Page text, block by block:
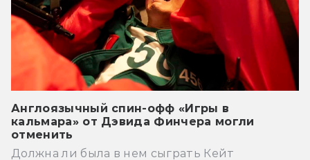
Англоязычный спин-офф «Игры в
кальмара» от Дэвида Финчера могли
отменить
Должна ли была в нем сыграть Кейт